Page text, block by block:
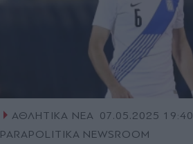
ΑΘΛΗΤΙΚΑ ΝΕΑ 07.05.2025 19:40
PARAPOLITIKA NEWSROOM